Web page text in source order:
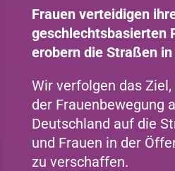
Frauen verteidigen
geschlechtsbasierten
erobern die Straßen
Wir verfolgen das
der Frauenbewegung
Deutschland auf die
und Frauen in der
zu verschaffen.